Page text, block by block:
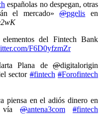
españolas no despegan, otras
el mercado»@pgelis en
del Fintech Bank
F6D0yfzmZr
Plana de@digitalorigin
sector#fintech #Forofintech
piensa en el adiós dinero en
vía @antena3com #fintech